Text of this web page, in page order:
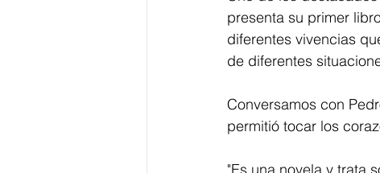
presenta su primer
diferentes vivencias
de diferentes
Conversamos con
permitió tocar los